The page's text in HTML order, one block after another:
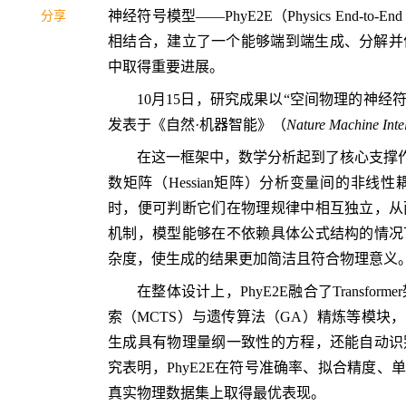
分享
神经符号模型——PhyE2E（Physics End-to-End
相结合，建立了一个能够端到端生成、分解
中取得重要进展。
10月15日，研究成果以“空间物理的神经
发表于《自然·机器智能》（Nature Machine
在这一框架中，数学分析起到了核心支撑
数矩阵（Hessian矩阵）分析变量间的非线
时，便可判断它们在物理规律中相互独立，
机制，模型能够在不依赖具体公式结构的情
杂度，使生成的结果更加简洁且符合物理意义
在整体设计上，PhyE2E融合了
索（MCTS）与遗传算法（GA）精炼等模块
生成具有物理量纲一致性的方程，还能自动
究表明，PhyE2E在符号准确率、拟合精度、
真实物理数据集上取得最优表现。